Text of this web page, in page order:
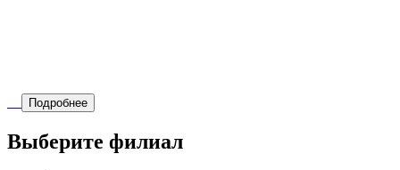
Подробнее
Выберите филиал